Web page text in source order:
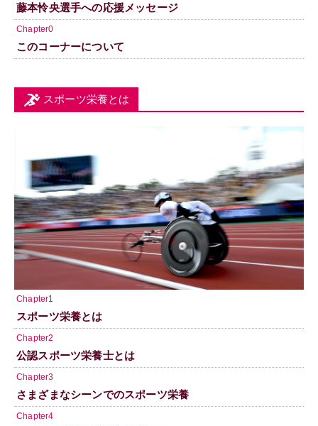
藤本怜央選手への応援メッセージ
Chapter0
このコーナーについて
スポーツ栄養とは
Chapter1
スポーツ栄養とは
Chapter2
公認スポーツ栄養士とは
Chapter3
さまざまなシーンでのスポーツ栄養
Chapter4